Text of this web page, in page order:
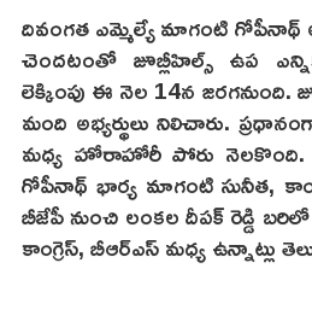
దివంగత ఎమ్మెల్యే మాగంటి
చెందటంతో జూబ్లీహిల్స్ ఉప
లెక్కింపు ఈ నెల 14న జరగనుంది.
మంది అభ్యర్థులు నిలిచారు.
మధ్య హోరాహోరీ పోరు నెలకొంది.
గోపీనాథ్ భార్య మాగంటి సునీత,
బీజేపీ నుంచి లంకల దీపక్ రెడ్డి
కాంగ్రెస్, బీఆర్ఎస్ మధ్య ఉన్నాట్లు